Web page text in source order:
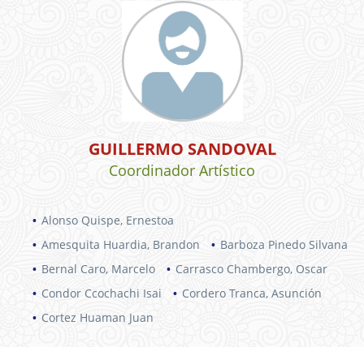
GUILLERMO SANDOVAL
Coordinador Artístico
Alonso Quispe, Ernestoa
Amesquita Huardia, Brandon
Barboza Pinedo Silvana
Bernal Caro, Marcelo
Carrasco Chambergo, Oscar
Condor Ccochachi Isai
Cordero Tranca, Asunción
Cortez Huaman Juan